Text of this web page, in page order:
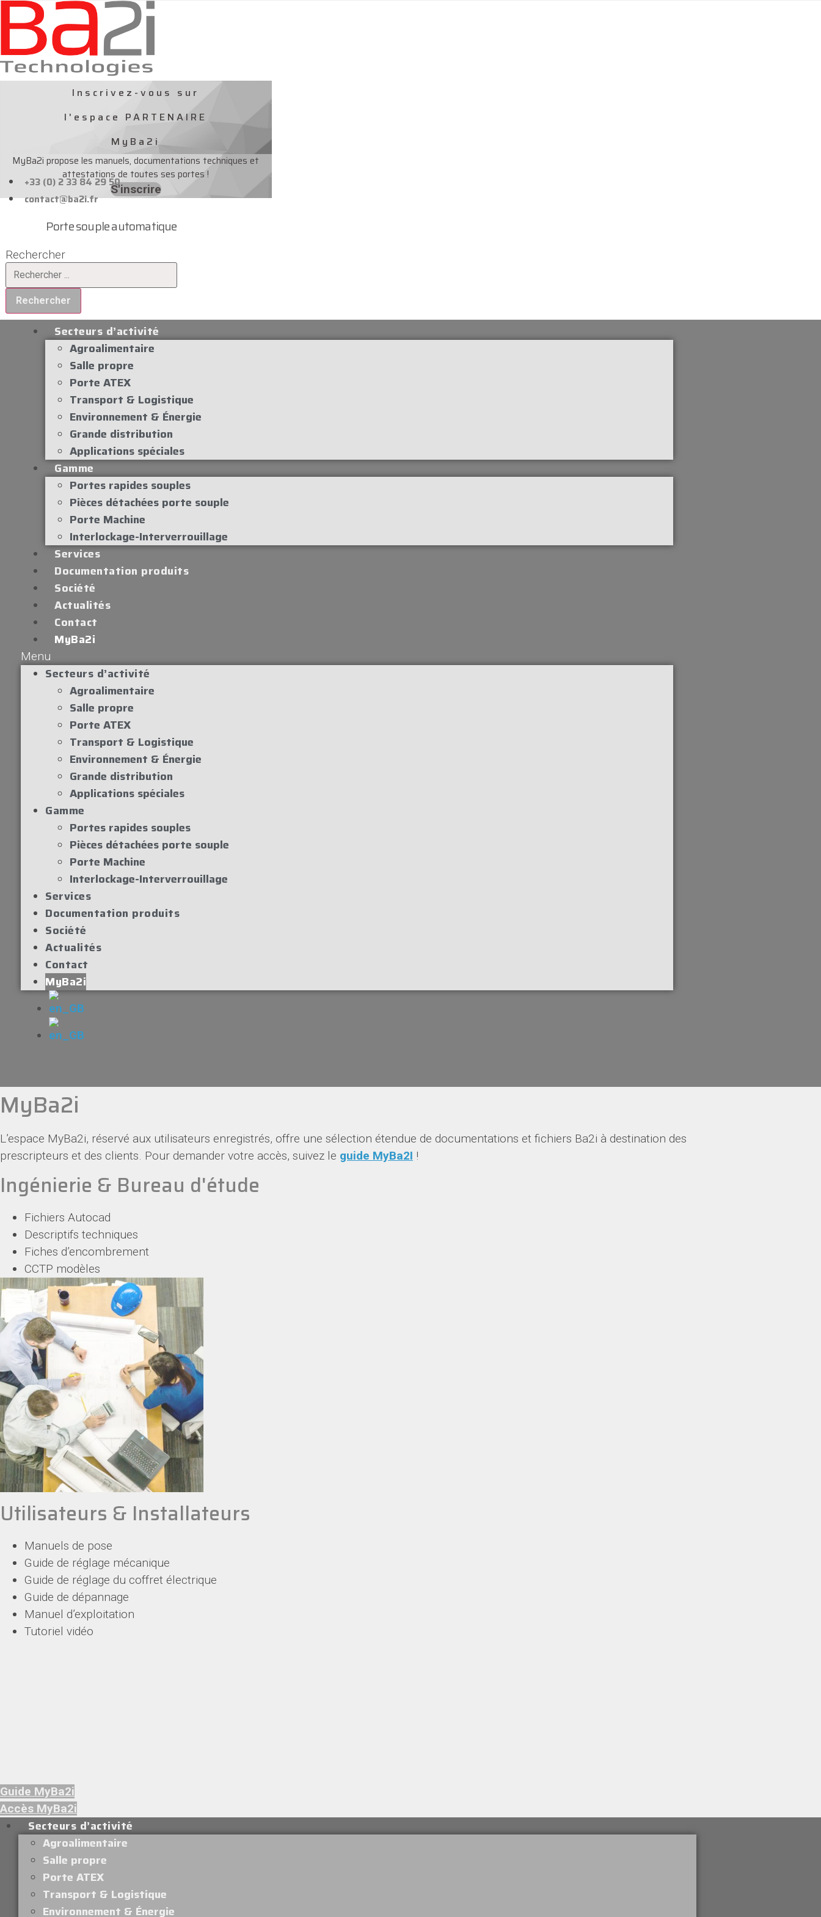
Aller
au
contenu
Inscrivez-vous sur
l'espace PARTENAIRE
MyBa2i
MyBa2i propose les manuels, documentations techniques et
attestations de toutes ses portes !
S'inscrire
+33 (0) 2 33 84 29 50
contact@ba2i.fr
Porte souple automatique
Rechercher
Rechercher
Secteurs d’activité
Agroalimentaire
Salle propre
Porte ATEX
Transport & Logistique
Environnement & Énergie
Grande distribution
Applications spéciales
Gamme
Portes rapides souples
Pièces détachées porte souple
Porte Machine
Interlockage-Interverrouillage
Services
Documentation produits
Société
Actualités
Contact
MyBa2i
Menu
Secteurs d’activité
Agroalimentaire
Salle propre
Porte ATEX
Transport & Logistique
Environnement & Énergie
Grande distribution
Applications spéciales
Gamme
Portes rapides souples
Pièces détachées porte souple
Porte Machine
Interlockage-Interverrouillage
Services
Documentation produits
Société
Actualités
Contact
MyBa2i
MyBa2i
L’espace MyBa2i, réservé aux utilisateurs enregistrés, offre une sélection étendue de documentations et fichiers Ba2i à destination des
prescripteurs et des clients. Pour demander votre accès, suivez le guide MyBa2I !
Ingénierie & Bureau d'étude
Fichiers Autocad
Descriptifs techniques
Fiches d’encombrement
CCTP modèles
Utilisateurs & Installateurs
Manuels de pose
Guide de réglage mécanique
Guide de réglage du coffret électrique
Guide de dépannage
Manuel d’exploitation
Tutoriel vidéo
Guide MyBa2i
Accès MyBa2i
Secteurs d’activité
Agroalimentaire
Salle propre
Porte ATEX
Transport & Logistique
Environnement & Énergie